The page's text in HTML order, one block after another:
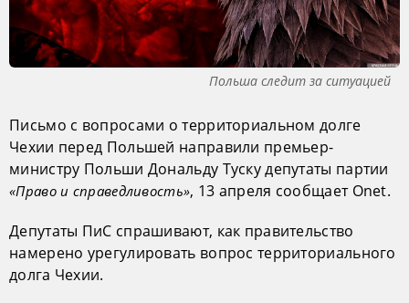
Польша следит за ситуацией
Письмо с вопросами о территориальном долге
Чехии перед Польшей направили премьер-
министру Польши Дональду Туску депутаты партии
«Право и справедливость», 13 апреля сообщает Onet.
Депутаты ПиС спрашивают, как правительство
намерено урегулировать вопрос территориального
долга Чехии.